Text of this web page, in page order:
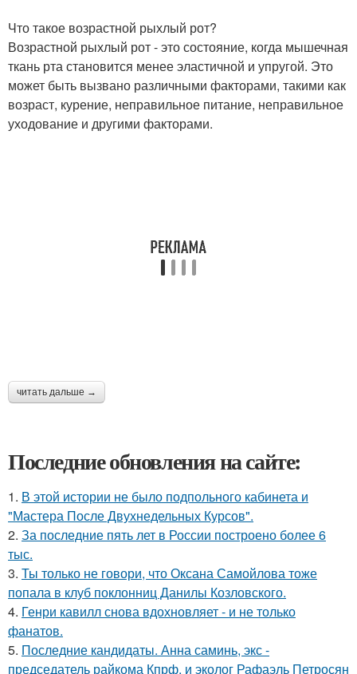
Что такое возрастной рыхлый рот?
Возрастной рыхлый рот - это состояние, когда мышечная
ткань рта становится менее эластичной и упругой. Это
может быть вызвано различными факторами, такими как
возраст, курение, неправильное питание, неправильное
уходование и другими факторами.
читать дальше →
Последние обновления на сайте:
1. В этой истории не было подпольного кабинета и
"Мастера После Двухнедельных Курсов".
2. За последние пять лет в России построено более 6
тыс.
3. Ты только не говори, что Оксана Самойлова тоже
попала в клуб поклонниц Данилы Козловского.
4. Генри кавилл снова вдохновляет - и не только
фанатов.
5. Последние кандидаты. Анна саминь, экс -
председатель райкома Кпрф, и эколог Рафаэль Петросян